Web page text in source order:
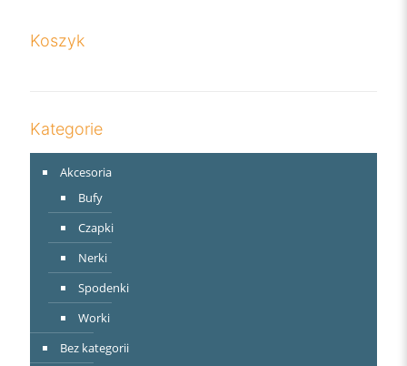
Koszyk
Kategorie
Akcesoria
Bufy
Czapki
Nerki
Spodenki
Worki
Bez kategorii